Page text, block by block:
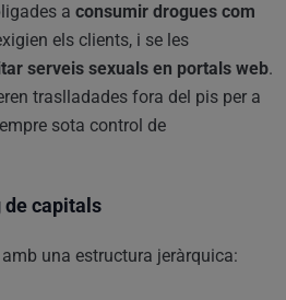
a consumir drogues com
els clients, i se les
serveis sexuals en portals web.
traslladades fora del pis per a
sota control de
de capitals
una estructura jeràrquica: